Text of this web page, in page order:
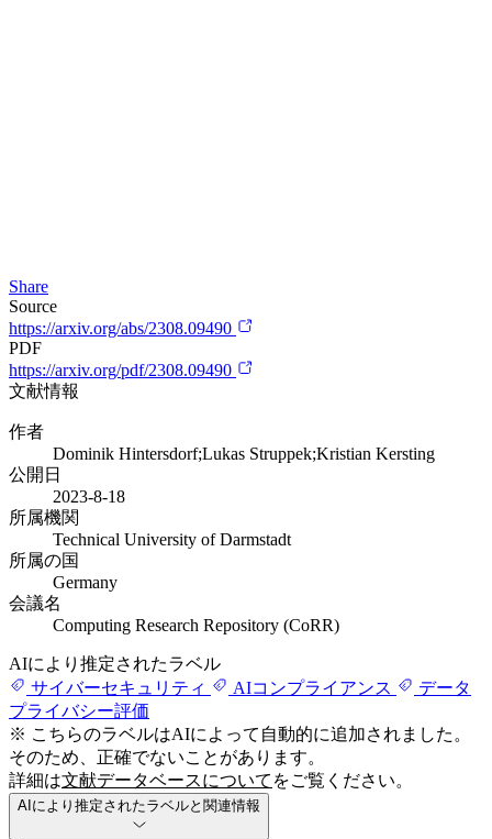
Share
Source
https://arxiv.org/abs/2308.09490
PDF
https://arxiv.org/pdf/2308.09490
文献情報
作者
Dominik Hintersdorf;Lukas Struppek;Kristian Kersting
公開日
2023-8-18
所属機関
Technical University of Darmstadt
所属の国
Germany
会議名
Computing Research Repository (CoRR)
AIにより推定されたラベル
サイバーセキュリティ
AIコンプライアンス
データ
プライバシー評価
※ こちらのラベルはAIによって自動的に追加されました。
そのため、正確でないことがあります。
詳細は文献データベースについて をご覧ください。
AIにより推定されたラベルと関連情報